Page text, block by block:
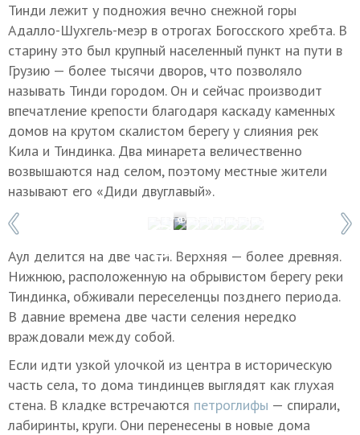
Тинди лежит у подножия вечно снежной горы
Адалло-Шухгель-меэр в отрогах Богосского хребта. В
старину это был крупный населенный пункт на пути в
Грузию — более тысячи дворов, что позволяло
называть Тинди городом. Он и сейчас производит
впечатление крепости благодаря каскаду каменных
домов на крутом скалистом берегу у слияния рек
Кила и Тиндинка. Два минарета величественно
возвышаются над селом, поэтому местные жители
называют его «Диди двуглавый».
Фото: Марина Львова
1 / 9
Аул делится на две части. Верхняя — более древняя.
Нижнюю, расположенную на обрывистом берегу реки
Тиндинка, обживали переселенцы позднего периода.
В давние времена две части селения нередко
враждовали между собой.
Если идти узкой улочкой из центра в историческую
часть села, то дома тиндинцев выглядят как глухая
стена. В кладке встречаются петроглифы — спирали,
лабиринты, круги. Они перенесены в новые дома